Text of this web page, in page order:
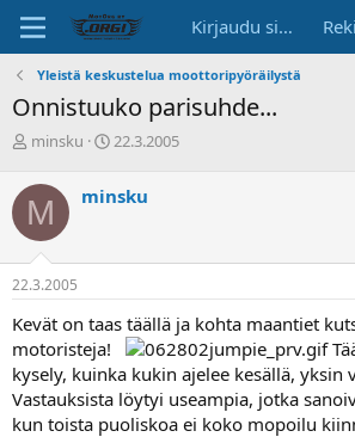
Kirjaudu sisään
Yleistä keskustelua moottoripyöräilystä
Onnistuuko parisuhde...
K
s
k
u
s
t
e
u
n
a
l
o
minsku
A
i
s
i
ä
22.3.2005
M minsku
22.3.2005
Kevät on taas täällä ja kohta maantiet
motoristeja!
kysely, kuinka kukin ajelee kesällä, yksin
Vastauksista löytyi useampia, jotka
kun toista puoliskoa ei koko mopoilu